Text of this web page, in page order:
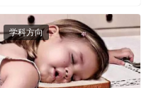
学科方向